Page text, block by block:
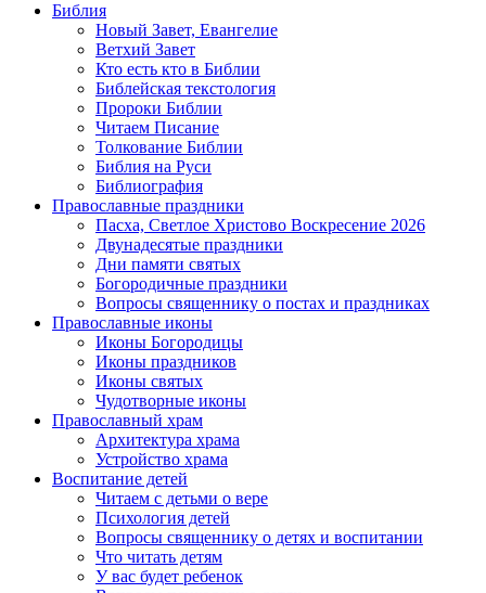
Библия
Новый Завет, Евангелие
Ветхий Завет
Кто есть кто в Библии
Библейская текстология
Пророки Библии
Читаем Писание
Толкование Библии
Библия на Руси
Библиография
Православные праздники
Пасха, Светлое Христово Воскресение 2026
Двунадесятые праздники
Дни памяти святых
Богородичные праздники
Вопросы священнику о постах и праздниках
Православные иконы
Иконы Богородицы
Иконы праздников
Иконы святых
Чудотворные иконы
Православный храм
Архитектура храма
Устройство храма
Воспитание детей
Читаем с детьми о вере
Психология детей
Вопросы священнику о детях и воспитании
Что читать детям
У вас будет ребенок